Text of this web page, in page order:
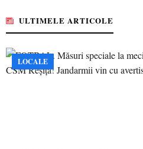
ULTIMELE ARTICOLE
LOCALE